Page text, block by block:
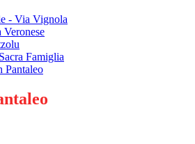
- Via Vignola
Veronese
Famiglia
Pantaleo